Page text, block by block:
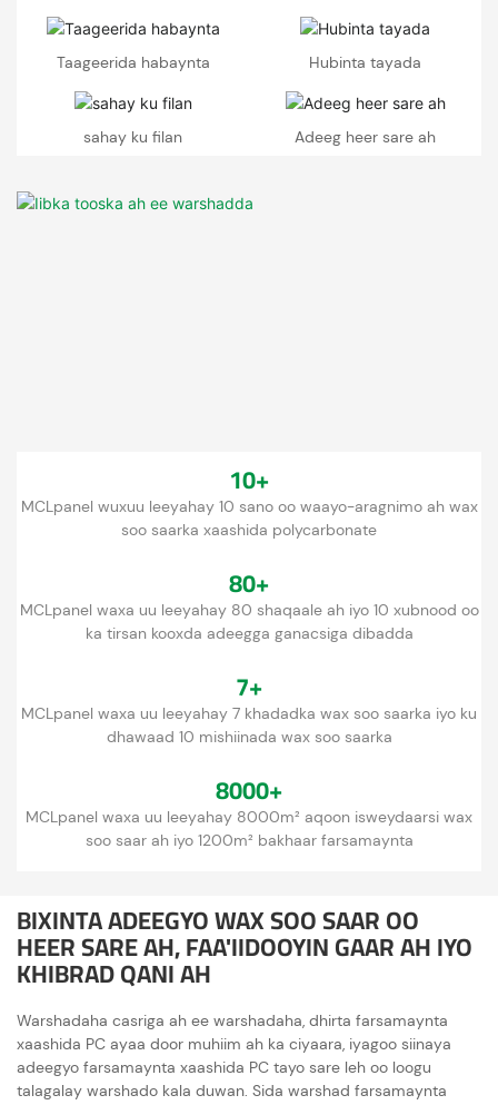
Taageerida habaynta Hubinta tayada
sahay ku filan Adeeg heer sare ah
10+
MCLpanel wuxuu leeyahay 10 sano oo waayo-aragnimo ah wax
soo saarka xaashida polycarbonate
80+
MCLpanel waxa uu leeyahay 80 shaqaale ah iyo 10 xubnood oo
ka tirsan kooxda adeegga ganacsiga dibadda
7+
MCLpanel waxa uu leeyahay 7 khadadka wax soo saarka iyo ku
dhawaad ​​10 mishiinada wax soo saarka
8000+
MCLpanel waxa uu leeyahay 8000m² aqoon isweydaarsi wax
soo saar ah iyo 1200m² bakhaar farsamaynta
BIXINTA ADEEGYO WAX SOO SAAR OO
HEER SARE AH, FAA'IIDOOYIN GAAR AH IYO
KHIBRAD QANI AH
Warshadaha casriga ah ee warshadaha, dhirta farsamaynta
xaashida PC ayaa door muhiim ah ka ciyaara, iyagoo siinaya
adeegyo farsamaynta xaashida PC tayo sare leh oo loogu
talagalay warshado kala duwan. Sida warshad farsamaynta